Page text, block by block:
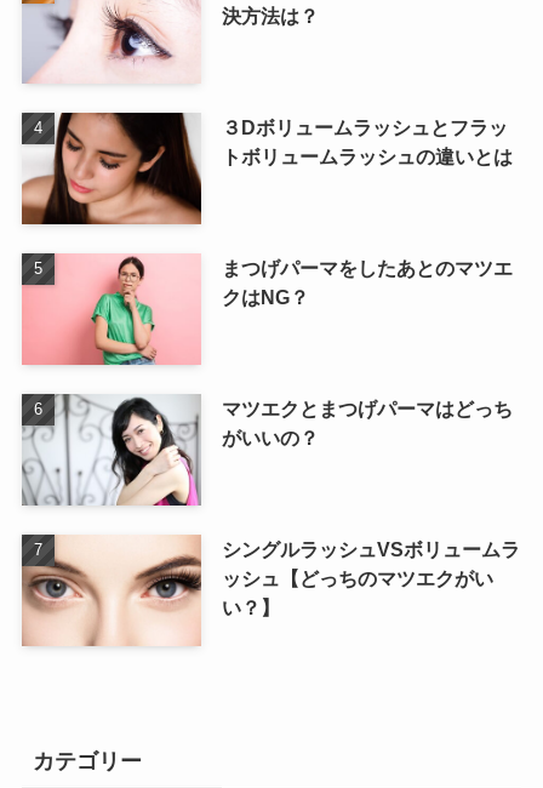
決方法は？
３Dボリュームラッシュとフラッ
トボリュームラッシュの違いとは
まつげパーマをしたあとのマツエ
クはNG？
マツエクとまつげパーマはどっち
がいいの？
シングルラッシュVSボリュームラ
ッシュ【どっちのマツエクがい
い？】
カテゴリー